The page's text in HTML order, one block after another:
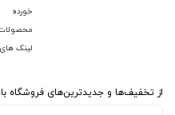
خورده
لینک
از تخفیف‌ها و جدیدترین‌های فروشگاه